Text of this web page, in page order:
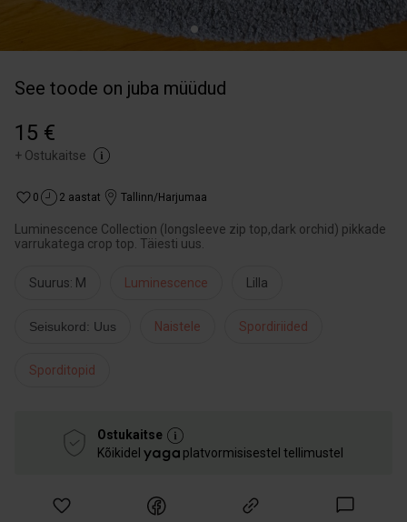
See toode on juba müüdud
15 €
+ Ostukaitse
0 2 aastat Tallinn/Harjumaa
Luminescence Collection (longsleeve zip top,dark orchid) pikkade
varrukatega crop top. Täiesti uus.
Suurus: M Luminescence Lilla
Seisukord: Uus Naistele Spordiriided
Sporditopid
Ostukaitse
Kõikidel
platvormisisestel tellimustel